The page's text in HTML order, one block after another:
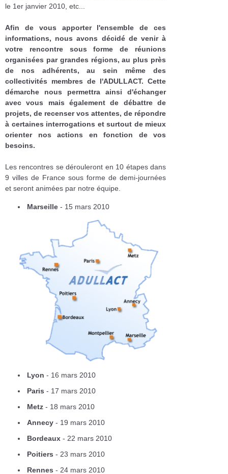
le 1er janvier 2010, etc...
Afin de vous apporter l'ensemble de ces
informations, nous avons décidé de venir à
votre rencontre sous forme de réunions
organisées par grandes régions, au plus près
de nos adhérents, au sein même des
collectivités membres de l'ADULLACT. Cette
démarche nous permettra ainsi d'échanger
avec vous mais également de débattre de
projets, de recenser vos attentes, de répondre
à certaines interrogations et surtout de mieux
orienter nos actions en fonction de vos
besoins.
Les rencontres se dérouleront en 10 étapes dans
9 villes de France sous forme de demi-journées
et seront animées par notre équipe.
Marseille - 15 mars 2010
Lyon - 16 mars 2010
Paris - 17 mars 2010
Metz - 18 mars 2010
Annecy - 19 mars 2010
Bordeaux - 22 mars 2010
Poitiers - 23 mars 2010
Rennes - 24 mars 2010